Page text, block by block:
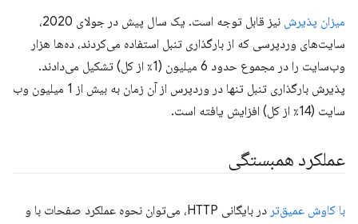
میزان پذیرش
نیز قابل توجه است. یک سال پیش در جولای 2020،
سایت‌های وردپرسی که از بارگذاری تنبل استفاده می‌کردند، ده‌ها هزار
وب‌سایت را در مجموع حدود 6 میلیون (1٪ از کل) تشکیل می‌دادند.
پذیرش بارگذاری تنبل تنها در وردپرس از آن زمان به بیش از 1 میلیون وب
سایت (14٪ از کل) افزایش یافته است.
عملکرد همبستگی
با کاوش عمیق‌تر
در بایگانی HTTP، می‌توان نحوه عملکرد صفحات با و